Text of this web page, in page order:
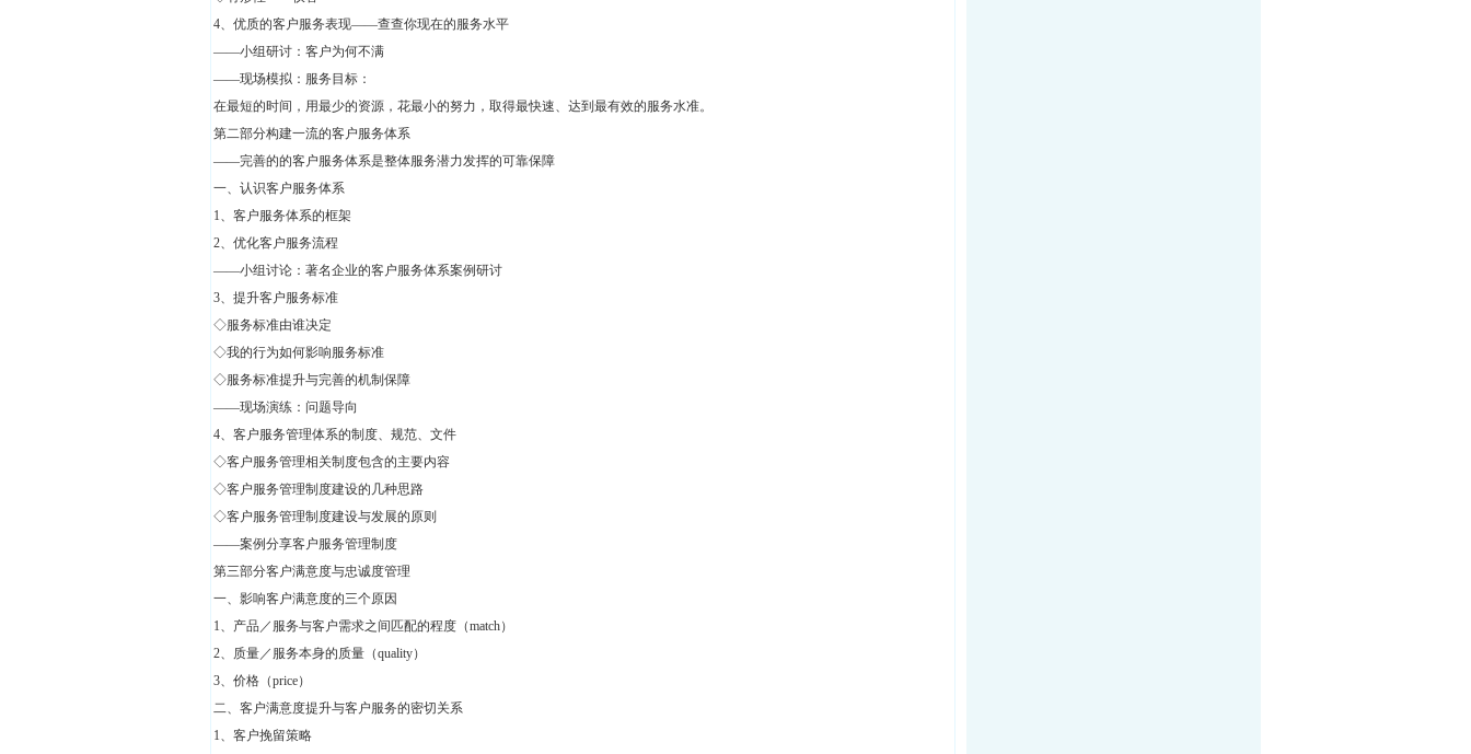
4、优质的客户服务表现——查查你现在的服务水平
——小组研讨：客户为何不满
——现场模拟：服务目标：
在最短的时间，用最少的资源，花最小的努力，取得最快速、达到最有效的服务水准。
第二部分构建一流的客户服务体系
——完善的的客户服务体系是整体服务潜力发挥的可靠保障
一、认识客户服务体系
1、客户服务体系的框架
2、优化客户服务流程
——小组讨论：著名企业的客户服务体系案例研讨
3、提升客户服务标准
◇服务标准由谁决定
◇我的行为如何影响服务标准
◇服务标准提升与完善的机制保障
——现场演练：问题导向
4、客户服务管理体系的制度、规范、文件
◇客户服务管理相关制度包含的主要内容
◇客户服务管理制度建设的几种思路
◇客户服务管理制度建设与发展的原则
——案例分享客户服务管理制度
第三部分客户满意度与忠诚度管理
一、影响客户满意度的三个原因
1、产品／服务与客户需求之间匹配的程度（match）
2、质量／服务本身的质量（quality）
3、价格（price）
二、客户满意度提升与客户服务的密切关系
1、客户挽留策略